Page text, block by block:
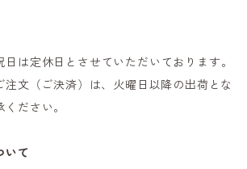
日は定休日とさせていただいております。
注文（ご決済）は、火曜日以降の出荷とな
ださい。
いて